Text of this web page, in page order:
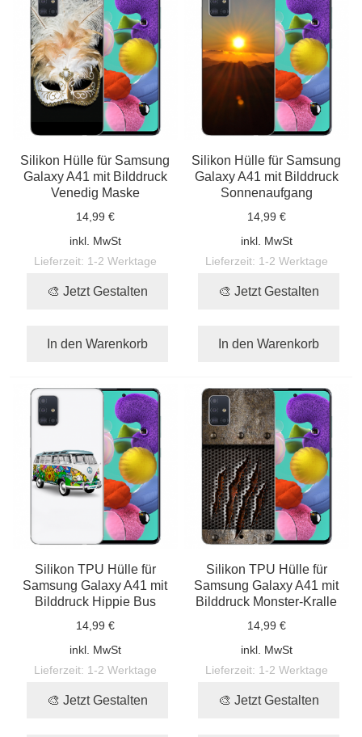
Silikon Hülle für Samsung
Galaxy A41 mit Bilddruck
Venedig Maske
14,99 €
inkl. MwSt
Lieferzeit: 1-2 Werktage
🎨 Jetzt Gestalten
In den Warenkorb
Silikon Hülle für Samsung
Galaxy A41 mit Bilddruck
Sonnenaufgang
14,99 €
inkl. MwSt
Lieferzeit: 1-2 Werktage
🎨 Jetzt Gestalten
In den Warenkorb
Silikon TPU Hülle für
Samsung Galaxy A41 mit
Bilddruck Hippie Bus
14,99 €
inkl. MwSt
Lieferzeit: 1-2 Werktage
🎨 Jetzt Gestalten
Silikon TPU Hülle für
Samsung Galaxy A41 mit
Bilddruck Monster-Kralle
14,99 €
inkl. MwSt
Lieferzeit: 1-2 Werktage
🎨 Jetzt Gestalten